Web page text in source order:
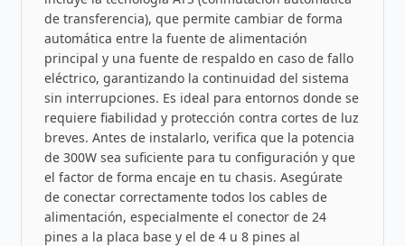
de transferencia), que permite cambiar de forma
automática entre la fuente de alimentación
principal y una fuente de respaldo en caso de fallo
eléctrico, garantizando la continuidad del sistema
sin interrupciones. Es ideal para entornos donde se
requiere fiabilidad y protección contra cortes de luz
breves. Antes de instalarlo, verifica que la potencia
de 300W sea suficiente para tu configuración y que
el factor de forma encaje en tu chasis. Asegúrate
de conectar correctamente todos los cables de
alimentación, especialmente el conector de 24
pines a la placa base y el de 4 u 8 pines al